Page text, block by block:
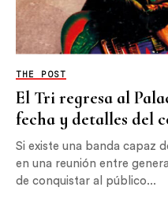
THE POST
El Tri regresa al
fecha y detalles del
Si existe una banda capaz
en una reunión entre
de conquistar al público...